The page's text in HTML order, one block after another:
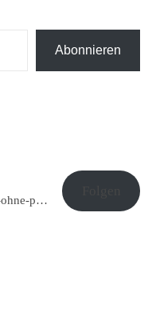
Abonnieren
@rebisreistrad@osten-ohne-plan.de